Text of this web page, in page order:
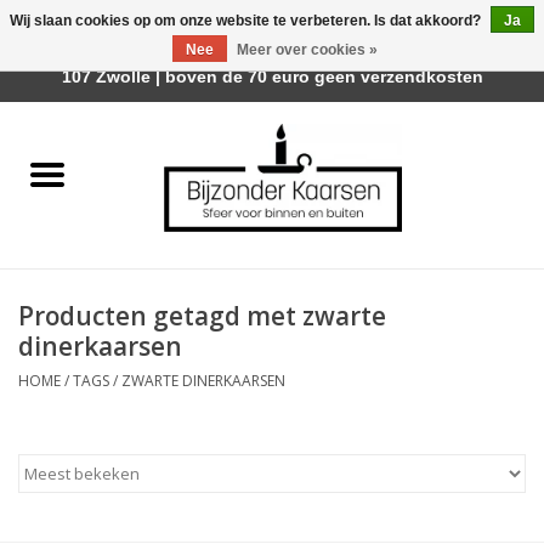
Räder Design Stories
Geurkaarsen
Tafelhaarden
Producten getagd met zwarte
dinerkaarsen
HOME/TAGS/ ZWARTE DINERKAARSEN
Wij slaan cookies op om onze website te verbeteren. Is dat akkoord?
Ja
Nee
Meer over cookies »
Afhalen is mogelijk bij Trotz Woon & Cadeau | Belvederelaan
107 Zwolle | boven de 70 euro geen verzendkosten